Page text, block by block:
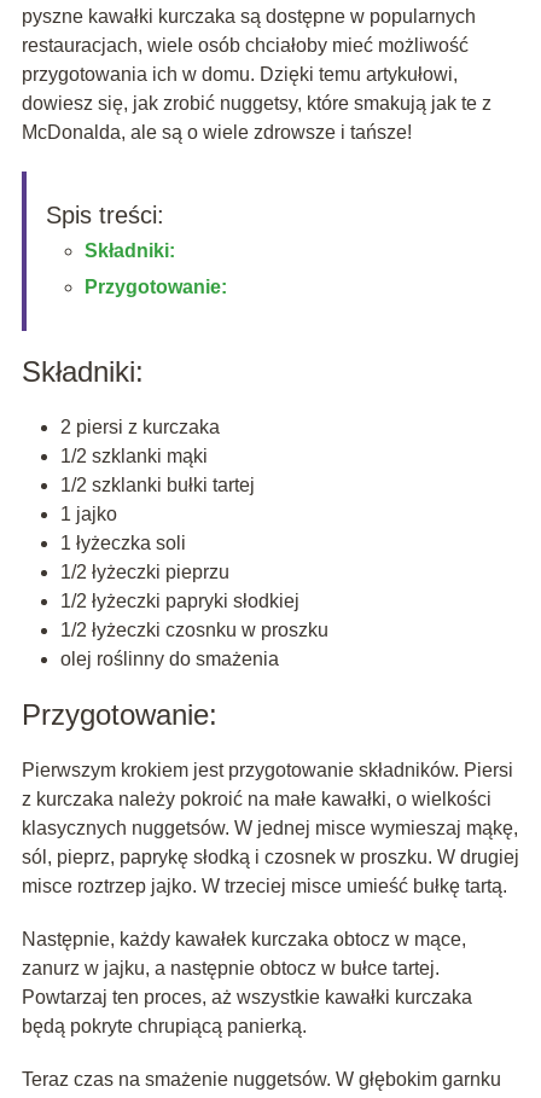
pyszne kawałki kurczaka są dostępne w popularnych
restauracjach, wiele osób chciałoby mieć możliwość
przygotowania ich w domu. Dzięki temu artykułowi,
dowiesz się, jak zrobić nuggetsy, które smakują jak te z
McDonalda, ale są o wiele zdrowsze i tańsze!
Spis treści:
Składniki:
Przygotowanie:
Składniki:
2 piersi z kurczaka
1/2 szklanki mąki
1/2 szklanki bułki tartej
1 jajko
1 łyżeczka soli
1/2 łyżeczki pieprzu
1/2 łyżeczki papryki słodkiej
1/2 łyżeczki czosnku w proszku
olej roślinny do smażenia
Przygotowanie:
Pierwszym krokiem jest przygotowanie składników. Piersi
z kurczaka należy pokroić na małe kawałki, o wielkości
klasycznych nuggetsów. W jednej misce wymieszaj mąkę,
sól, pieprz, paprykę słodką i czosnek w proszku. W drugiej
misce roztrzep jajko. W trzeciej misce umieść bułkę tartą.
Następnie, każdy kawałek kurczaka obtocz w mące,
zanurz w jajku, a następnie obtocz w bułce tartej.
Powtarzaj ten proces, aż wszystkie kawałki kurczaka
będą pokryte chrupiącą panierką.
Teraz czas na smażenie nuggetsów. W głębokim garnku